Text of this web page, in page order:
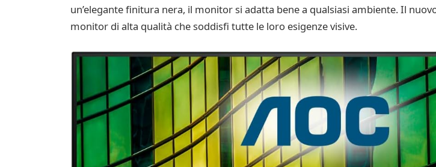
un’elegante finitura nera, il monitor si adatta bene a qualsiasi ambiente. Il
monitor di alta qualità che soddisfi tutte le loro esigenze visive.